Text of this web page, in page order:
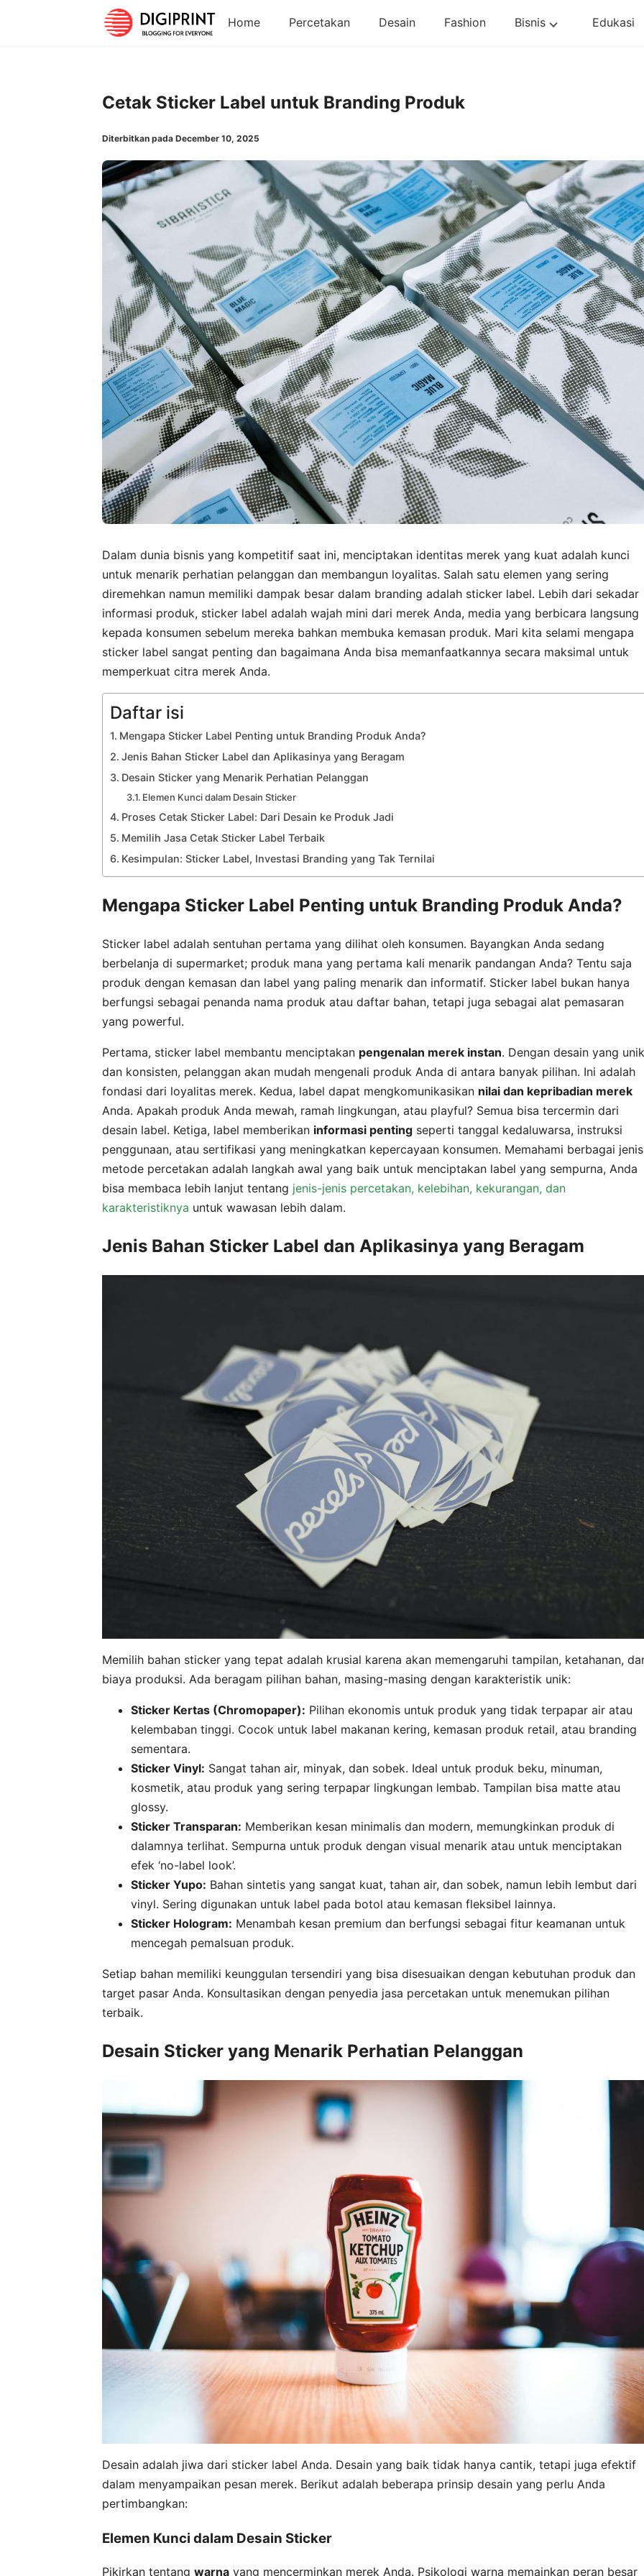
Home Percetakan Desain Fashion Bisnis Edukasi
Cetak Sticker Label untuk Branding Produk
Diterbitkan pada December 10, 2025
Dalam dunia bisnis yang kompetitif saat ini, menciptakan identitas merek yang kuat adalah kunci
untuk menarik perhatian pelanggan dan membangun loyalitas. Salah satu elemen yang sering
diremehkan namun memiliki dampak besar dalam branding adalah sticker label. Lebih dari sekadar
informasi produk, sticker label adalah wajah mini dari merek Anda, media yang berbicara langsung
kepada konsumen sebelum mereka bahkan membuka kemasan produk. Mari kita selami mengapa
sticker label sangat penting dan bagaimana Anda bisa memanfaatkannya secara maksimal untuk
memperkuat citra merek Anda.
Daftar isi
Mengapa Sticker Label Penting untuk Branding Produk Anda?
Jenis Bahan Sticker Label dan Aplikasinya yang Beragam
Desain Sticker yang Menarik Perhatian Pelanggan
Elemen Kunci dalam Desain Sticker
Proses Cetak Sticker Label: Dari Desain ke Produk Jadi
Memilih Jasa Cetak Sticker Label Terbaik
Kesimpulan: Sticker Label, Investasi Branding yang Tak Ternilai
Mengapa Sticker Label Penting untuk Branding Produk Anda?
Sticker label adalah sentuhan pertama yang dilihat oleh konsumen. Bayangkan Anda sedang
berbelanja di supermarket; produk mana yang pertama kali menarik pandangan Anda? Tentu saja
produk dengan kemasan dan label yang paling menarik dan informatif. Sticker label bukan hanya
berfungsi sebagai penanda nama produk atau daftar bahan, tetapi juga sebagai alat pemasaran
yang powerful.
Pertama, sticker label membantu menciptakan pengenalan merek instan. Dengan desain yang unik
dan konsisten, pelanggan akan mudah mengenali produk Anda di antara banyak pilihan. Ini adalah
fondasi dari loyalitas merek. Kedua, label dapat mengkomunikasikan nilai dan kepribadian merek
Anda. Apakah produk Anda mewah, ramah lingkungan, atau playful? Semua bisa tercermin dari
desain label. Ketiga, label memberikan informasi penting seperti tanggal kedaluwarsa, instruksi
penggunaan, atau sertifikasi yang meningkatkan kepercayaan konsumen. Memahami berbagai jenis
metode percetakan adalah langkah awal yang baik untuk menciptakan label yang sempurna, Anda
bisa membaca lebih lanjut tentang jenis-jenis percetakan, kelebihan, kekurangan, dan
karakteristiknya untuk wawasan lebih dalam.
Jenis Bahan Sticker Label dan Aplikasinya yang Beragam
Memilih bahan sticker yang tepat adalah krusial karena akan memengaruhi tampilan, ketahanan,
biaya produksi. Ada beragam pilihan bahan, masing-masing dengan karakteristik unik:
Sticker Kertas (Chromopaper): Pilihan ekonomis untuk produk yang tidak terpapar air atau
kelembaban tinggi. Cocok untuk label makanan kering, kemasan produk retail, atau branding
sementara.
Sticker Vinyl: Sangat tahan air, minyak, dan sobek. Ideal untuk produk beku, minuman,
kosmetik, atau produk yang sering terpapar lingkungan lembab. Tampilan bisa matte atau
glossy.
Sticker Transparan: Memberikan kesan minimalis dan modern, memungkinkan produk di
dalamnya terlihat. Sempurna untuk produk dengan visual menarik atau untuk menciptakan
efek ‘no-label look’.
Sticker Yupo: Bahan sintetis yang sangat kuat, tahan air, dan sobek, namun lebih lembut dari
vinyl. Sering digunakan untuk label pada botol atau kemasan fleksibel lainnya.
Sticker Hologram: Menambah kesan premium dan berfungsi sebagai fitur keamanan untuk
mencegah pemalsuan produk.
Setiap bahan memiliki keunggulan tersendiri yang bisa disesuaikan dengan kebutuhan produk dan
target pasar Anda. Konsultasikan dengan penyedia jasa percetakan untuk menemukan pilihan
terbaik.
Desain Sticker yang Menarik Perhatian Pelanggan
Desain adalah jiwa dari sticker label Anda. Desain yang baik tidak hanya cantik, tetapi juga efektif
dalam menyampaikan pesan merek. Berikut adalah beberapa prinsip desain yang perlu Anda
pertimbangkan:
Elemen Kunci dalam Desain Sticker
Pikirkan tentang warna yang mencerminkan merek Anda. Psikologi warna memainkan peran besar